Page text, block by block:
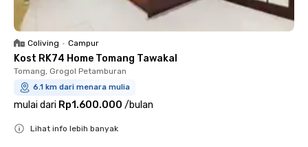
Coliving • Campur
Kost RK74 Home Tomang Tawakal
Tomang, Grogol Petamburan
6.1 km dari menara mulia
mulai dari Rp1.600.000 /bulan
Lihat info lebih banyak